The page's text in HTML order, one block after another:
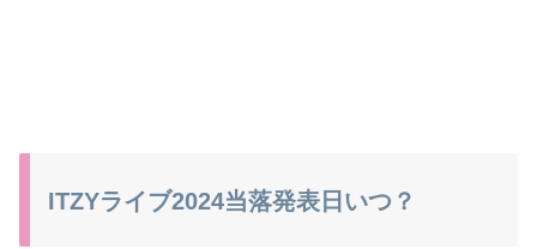
ITZYライブ2024当落発表日いつ？